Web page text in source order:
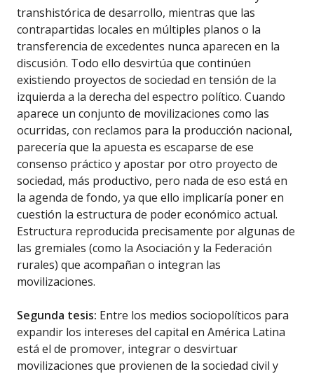
transhistórica de desarrollo, mientras que las
contrapartidas locales en múltiples planos o la
transferencia de excedentes nunca aparecen en la
discusión. Todo ello desvirtúa que continúen
existiendo proyectos de sociedad en tensión de la
izquierda a la derecha del espectro político. Cuando
aparece un conjunto de movilizaciones como las
ocurridas, con reclamos para la producción nacional,
parecería que la apuesta es escaparse de ese
consenso práctico y apostar por otro proyecto de
sociedad, más productivo, pero nada de eso está en
la agenda de fondo, ya que ello implicaría poner en
cuestión la estructura de poder económico actual.
Estructura reproducida precisamente por algunas de
las gremiales (como la Asociación y la Federación
rurales) que acompañan o integran las
movilizaciones.
Segunda tesis: Entre los medios sociopolíticos para
expandir los intereses del capital en América Latina
está el de promover, integrar o desvirtuar
movilizaciones que provienen de la sociedad civil y